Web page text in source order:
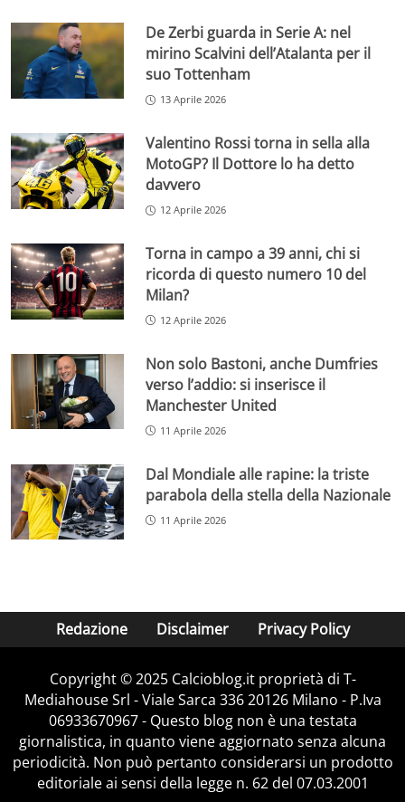
De Zerbi guarda in Serie A: nel
mirino Scalvini dell’Atalanta per il
suo Tottenham
13 Aprile 2026
Valentino Rossi torna in sella alla
MotoGP? Il Dottore lo ha detto
davvero
12 Aprile 2026
Torna in campo a 39 anni, chi si
ricorda di questo numero 10 del
Milan?
12 Aprile 2026
Non solo Bastoni, anche Dumfries
verso l’addio: si inserisce il
Manchester United
11 Aprile 2026
Dal Mondiale alle rapine: la triste
parabola della stella della Nazionale
11 Aprile 2026
Redazione Disclaimer Privacy Policy
Copyright © 2025 Calcioblog.it proprietà di T-
Mediahouse Srl - Viale Sarca 336 20126 Milano - P.Iva
06933670967 - Questo blog non è una testata
giornalistica, in quanto viene aggiornato senza alcuna
periodicità. Non può pertanto considerarsi un prodotto
editoriale ai sensi della legge n. 62 del 07.03.2001